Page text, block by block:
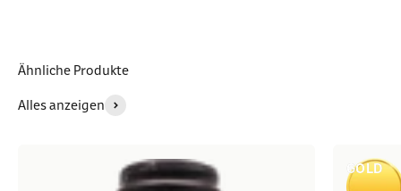
Ähnliche Produkte
Alles anzeigen
GOLD